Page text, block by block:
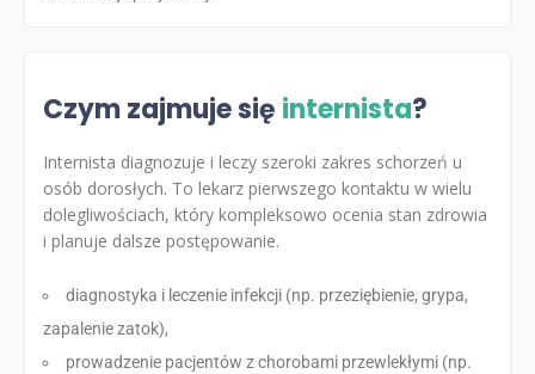
Czym zajmuje się internista?
Internista diagnozuje i leczy szeroki zakres schorzeń u
osób dorosłych. To lekarz pierwszego kontaktu w wielu
dolegliwościach, który kompleksowo ocenia stan zdrowia
i planuje dalsze postępowanie.
diagnostyka i leczenie infekcji (np. przeziębienie, grypa,
zapalenie zatok),
prowadzenie pacjentów z chorobami przewlekłymi (np.